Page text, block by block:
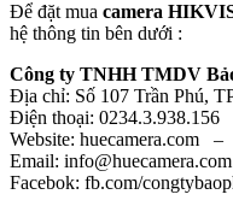
Để đặt mua camera
hệ thông tin bên dưới :
Công ty TNHH TMDV
Địa chỉ: Số 107 Trần Phú,
Điện thoại: 0234.3.938.156
Website: huecamera.com –
Email: info@huecamera.com
Facebok: fb.com/